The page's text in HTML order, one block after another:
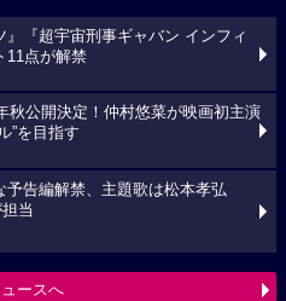
』『超宇宙刑事ギャバン インフィ
11点が解禁
秋公開決定！仲村悠菜が映画初主演
”を目指す
予告編解禁、主題歌は松本孝弘
当
ースへ